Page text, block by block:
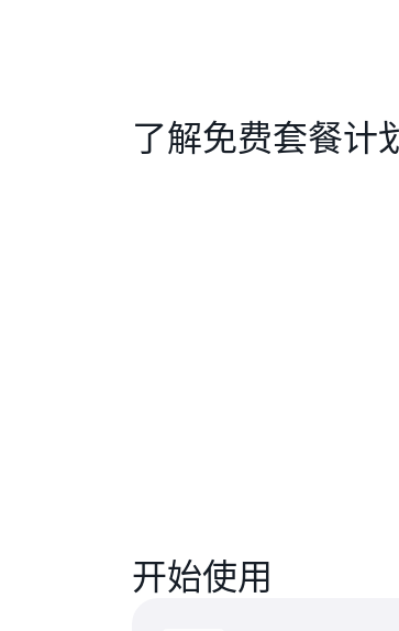
了解免费套餐计
开始使用